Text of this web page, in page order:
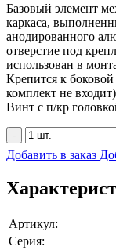
Базовый элемент
каркаса,
анодированного
отверстие под
использован в
Крепится к
комплект не
Винт с п/кр
-
Добавить в заказ
Артикул:
Серия: